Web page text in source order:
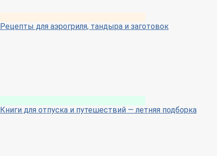
Рецепты для аэрогриля, тандыра и заготовок
Книги для отпуска и путешествий — летняя подборка